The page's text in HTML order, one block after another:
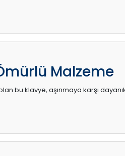
Malzeme
bu klavye, aşınmaya karşı